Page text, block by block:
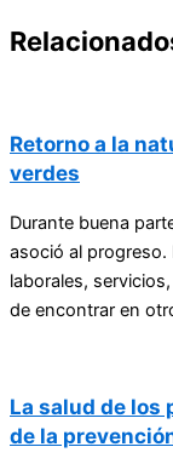
Retorno a la
verdes
Durante buena
asoció al
laborales,
de encontrar en
La salud de los
de la